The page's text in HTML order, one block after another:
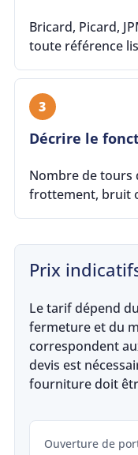
Bricard, Picard,
toute référence
3
Décrire le
Nombre de tours
frottement, bruit
Prix
Le tarif dépend
fermeture et du
correspondent
devis est
fourniture doit
Ouverture de